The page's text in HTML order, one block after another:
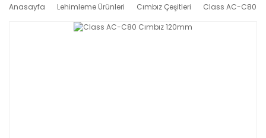
Anasayfa Lehimleme Ürünleri Cımbız Çeşitleri Class AC-C80